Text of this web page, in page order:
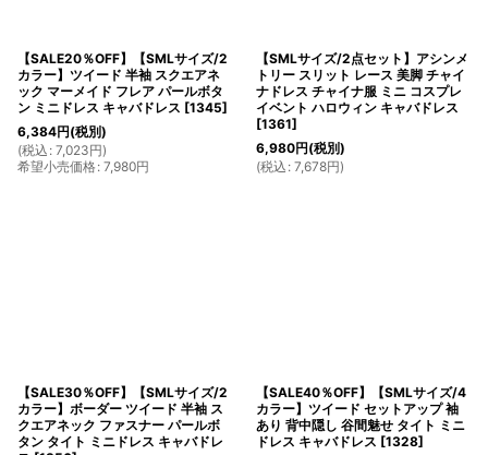
【SALE20％OFF】【SMLサイズ/2
カラー】ツイード 半袖 スクエアネ
ック マーメイド フレア パールボタ
ン ミニドレス キャバドレス [1345]
6,384円(税別)
(税込 : 7,023円)
希望小売価格: 7,980円
【SMLサイズ/2点セット】アシンメ
トリー スリット レース 美脚 チャイ
ナドレス チャイナ服 ミニ コスプレ
イベント ハロウィン キャバドレス
[1361]
6,980円(税別)
(税込 : 7,678円)
【SALE30％OFF】【SMLサイズ/2
カラー】ボーダー ツイード 半袖 ス
クエアネック ファスナー パールボ
タン タイト ミニドレス キャバドレ
【SALE40％OFF】【SMLサイズ/4
カラー】ツイード セットアップ 袖
あり 背中隠し 谷間魅せ タイト ミニ
ドレス キャバドレス [1328]